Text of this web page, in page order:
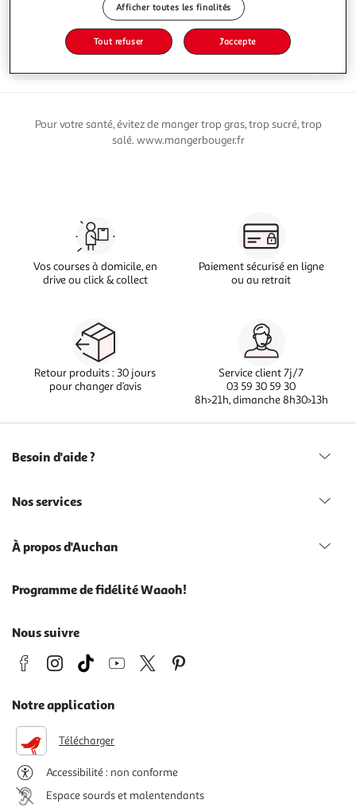
Pour votre santé, évitez de manger trop gras, trop sucré, trop
salé. www.mangerbouger.fr
Vos courses à domicile, en
drive ou click & collect
Paiement sécurisé en ligne
ou au retrait
Retour produits : 30 jours
pour changer d’avis
Service client 7j/7
03 59 30 59 30
8h>21h, dimanche 8h30>13h
Besoin d'aide ?
Nos services
À propos d'Auchan
Programme de fidélité Waaoh!
Nous suivre
Notre application
Télécharger
Accessibilité : non conforme
Espace sourds et malentendants
Afficher toutes les finalités
Tout refuser J'accepte